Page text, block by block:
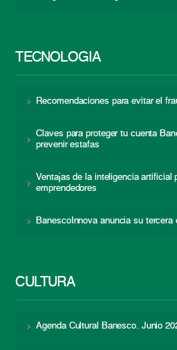
TECNOLOGÍA
Recomendaciones para evitar el
Claves para proteger tu cuenta
prevenir estafas
Ventajas de la inteligencia artificial
emprendedores
BanescoInnova anuncia su tercera
CULTURA
Agenda Cultural Banesco. Junio